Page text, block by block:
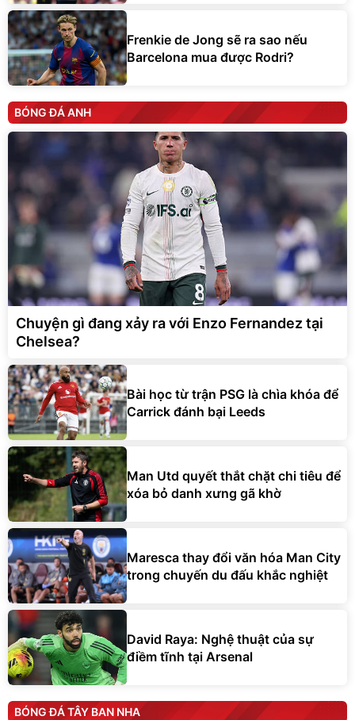
Frenkie de Jong sẽ ra sao nếu
Barcelona mua được Rodri?
BÓNG ĐÁ ANH
Chuyện gì đang xảy ra với Enzo Fernandez tại
Chelsea?
Bài học từ trận PSG là chìa khóa để
Carrick đánh bại Leeds
Man Utd quyết thắt chặt chi tiêu để
xóa bỏ danh xưng gã khờ
Maresca thay đổi văn hóa Man City
trong chuyến du đấu khắc nghiệt
David Raya: Nghệ thuật của sự
điềm tĩnh tại Arsenal
BÓNG ĐÁ TÂY BAN NHA